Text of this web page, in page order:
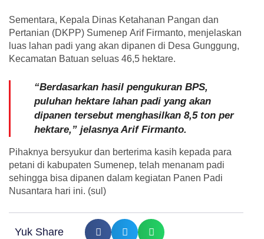
Sementara, Kepala Dinas Ketahanan Pangan dan
Pertanian (DKPP) Sumenep Arif Firmanto, menjelaskan
luas lahan padi yang akan dipanen di Desa Gunggung,
Kecamatan Batuan seluas 46,5 hektare.
“Berdasarkan hasil pengukuran BPS,
puluhan hektare lahan padi yang akan
dipanen tersebut menghasilkan 8,5 ton per
hektare,” jelasnya Arif Firmanto.
Pihaknya bersyukur dan berterima kasih kepada para
petani di kabupaten Sumenep, telah menanam padi
sehingga bisa dipanen dalam kegiatan Panen Padi
Nusantara hari ini. (sul)
Yuk Share